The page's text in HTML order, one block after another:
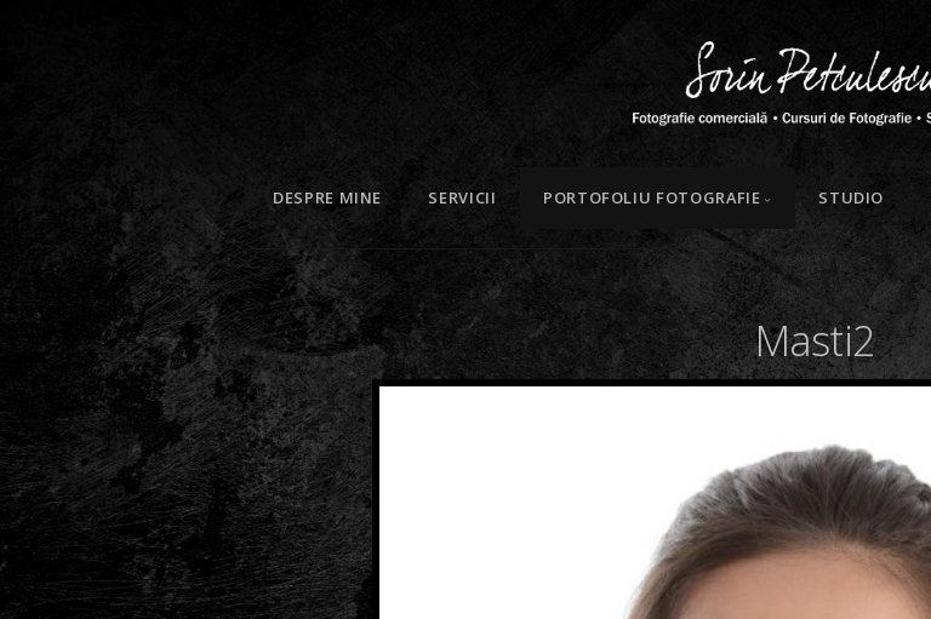
DESPRE MINE SERVICII PORTOFOLIU FOTOGRAFIE STUDIO
Masti2